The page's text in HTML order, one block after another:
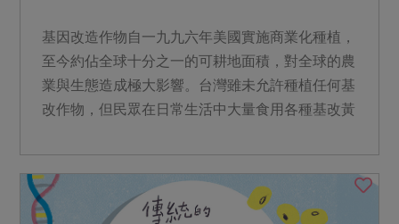
基因改造作物自一九九六年美國實施商業化種植，
至今約佔全球十分之一的可耕地面積，對全球的農
業與生態造成極大影響。台灣雖未允許種植任何基
改作物，但民眾在日常生活中大量食用各種基改黃